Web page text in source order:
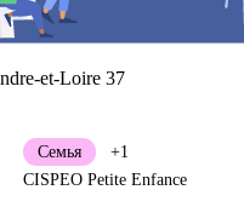
et-Loire 37
Семья
+1
CISPEO Petite Enfance